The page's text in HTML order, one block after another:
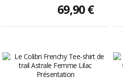
69,90 €